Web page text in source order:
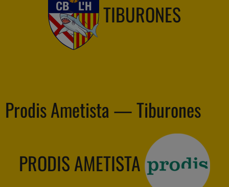
TIBURONES
Prodis Ametista — Tiburones
PRODIS AMETISTA